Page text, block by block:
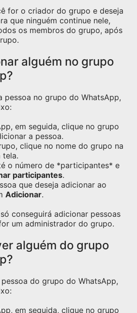
for o criador do grupo e deseja
que ninguém continue nele,
os membros do grupo, após
alguém no grupo
pessoa no grupo do WhatsApp,
em seguida, clique no grupo
a pessoa.
clique no nome do grupo na
tela.
o número de *participantes* e
participantes.
que deseja adicionar ao
Adicionar.
conseguirá adicionar pessoas
um administrador do grupo.
alguém do grupo
do grupo do WhatsApp,
em seguida, clique no grupo